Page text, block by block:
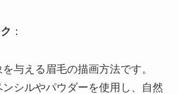
：
与える眉毛の描画方法です。
シルやパウダーを使用し、自然